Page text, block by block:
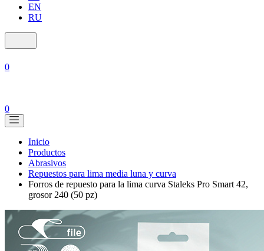
EN
RU
0
0
Inicio
Productos
Abrasivos
Repuestos para lima media luna y curva
Forros de repuesto para la lima curva Staleks Pro Smart 42,
grosor 240 (50 pz)